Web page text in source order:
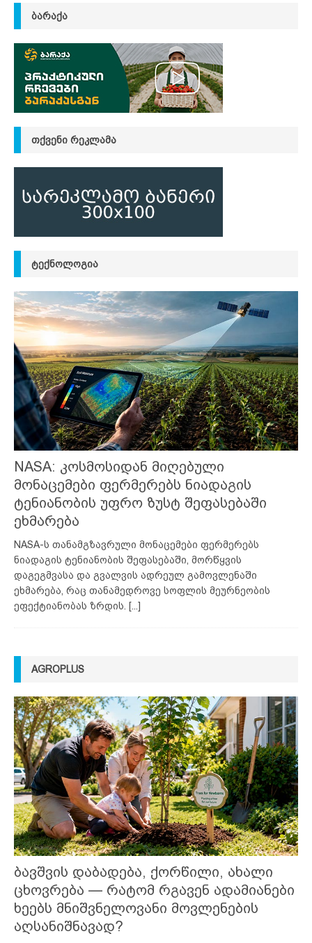
ᲑᲐᲠᲐᲥᲐ
ᲗᲥᲕᲔᲜᲘ ᲠᲔᲙᲚᲐᲛᲐ
ᲢᲔᲥᲜᲝᲚᲝᲒᲘᲐ
NASA: კოსმოსიდან მიღებული
მონაცემები ფერმერებს ნიადაგის
ტენიანობის უფრო ზუსტ შეფასებაში
ეხმარება
NASA-ს თანამგზავრული მონაცემები ფერმერებს
ნიადაგის ტენიანობის შეფასებაში, მორწყვის
დაგეგმვასა და გვალვის ადრეულ გამოვლენაში
ეხმარება, რაც თანამედროვე სოფლის მეურნეობის
ეფექტიანობას ზრდის.
[...]
AGROPLUS
ბავშვის დაბადება, ქორწილი, ახალი
ცხოვრება — რატომ რგავენ ადამიანები
ხეებს მნიშვნელოვანი მოვლენების
აღსანიშნავად?